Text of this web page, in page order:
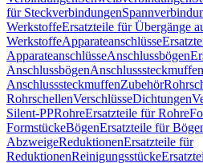
für Steckverbindungen
WerkstoffeErsatzteile für Übergänge
WerkstoffeApparateanschlüsse
ApparateanschlüsseAnschlussbögen
AnschlussbögenAnschlusssteckmuffen
AnschlusssteckmuffenZubehör
RohrschellenVerschlüsseDichtungen
Silent-PPRohreErsatzteile für Rohre
FormstückeBögenErsatzteile für
AbzweigeReduktionenErsatzteile für
ReduktionenReinigungsstücke